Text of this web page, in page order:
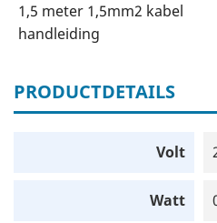
1,5 meter 1,5mm2 kabel
handleiding
PRODUCTDETAILS
Volt
Watt